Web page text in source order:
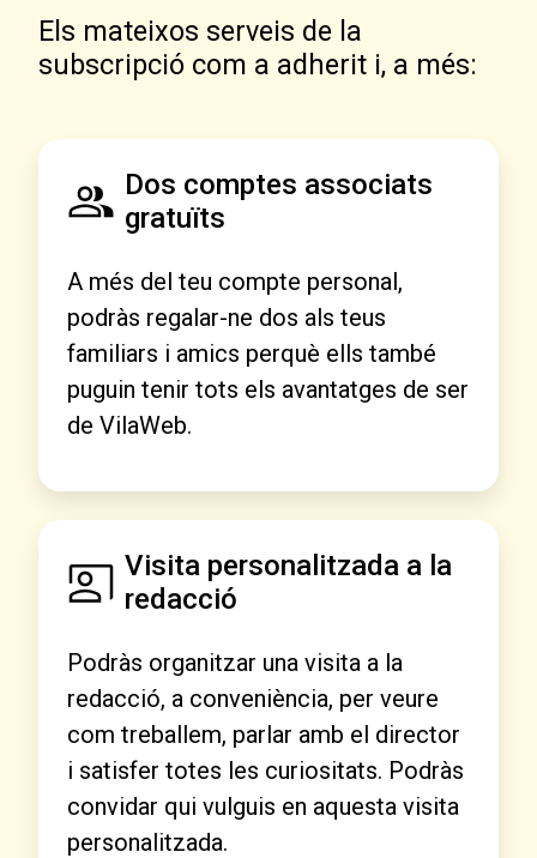
Els mateixos serveis de la
subscripció com a adherit i, a més:
Dos comptes associats
gratuïts
A més del teu compte personal,
podràs regalar-ne dos als teus
familiars i amics perquè ells també
puguin tenir tots els avantatges de ser
de VilaWeb.
Visita personalitzada a la
redacció
Podràs organitzar una visita a la
redacció, a conveniència, per veure
com treballem, parlar amb el director
i satisfer totes les curiositats. Podràs
convidar qui vulguis en aquesta visita
personalitzada.